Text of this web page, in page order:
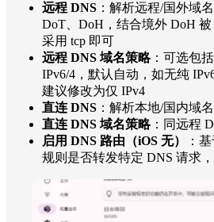
远程 DNS ：解析远程/国外域
DoT、DoH，结合境外 DoH
采用 tcp 即可
远程 DNS 域名策略：可选包
IPv6/4，默认自动，如无纯
建议修改为仅 IPv4
直连 DNS ：解析本地/国内域
直连 DNS 域名策略：同远程
启用 DNS 路由（iOS 无）
：
规则是否转发特定 DNS 请求